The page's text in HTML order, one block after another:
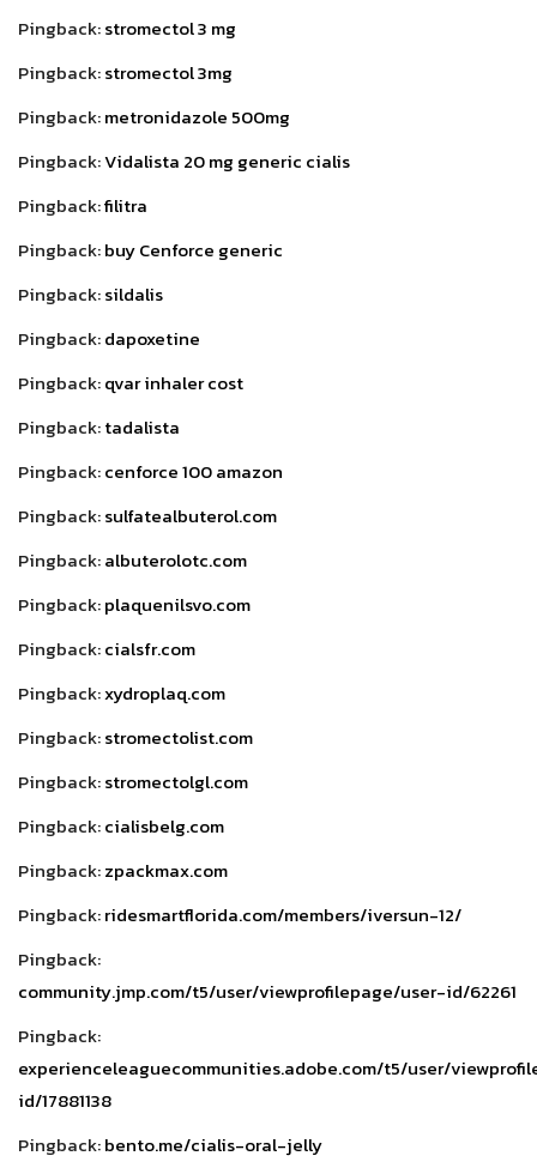
Pingback:stromectol 3 mg
Pingback:stromectol 3mg
Pingback:metronidazole 500mg
Pingback:Vidalista 20 mg generic cialis
Pingback:filitra
Pingback:buy Cenforce generic
Pingback:sildalis
Pingback:dapoxetine
Pingback:qvar inhaler cost
Pingback:tadalista
Pingback:cenforce 100 amazon
Pingback:sulfatealbuterol.com
Pingback:albuterolotc.com
Pingback:plaquenilsvo.com
Pingback:cialsfr.com
Pingback:xydroplaq.com
Pingback:stromectolist.com
Pingback:stromectolgl.com
Pingback:cialisbelg.com
Pingback:zpackmax.com
Pingback:ridesmartflorida.com/members/iversun-12/
Pingback:
community.jmp.com/t5/user/viewprofilepage/user-id/62261
Pingback:
experienceleaguecommunities.adobe.com/t5/user/
id/17881138
Pingback:bento.me/cialis-oral-jelly